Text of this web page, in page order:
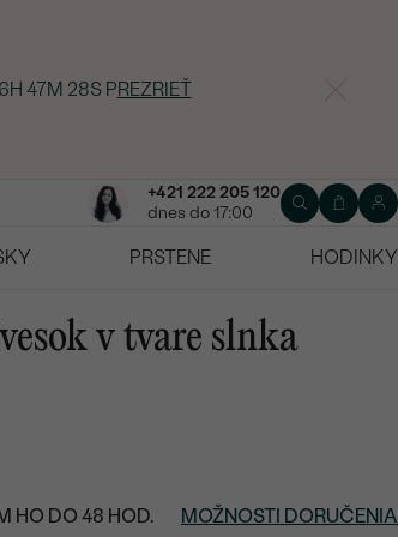
47M 27SPREZRIEŤ
+421 222 205 120
dnes do 17:00
PRSTENE
HODINKY
v tvare slnka
HO DO 48 HOD. MOŽNOSTI DORUČENIA